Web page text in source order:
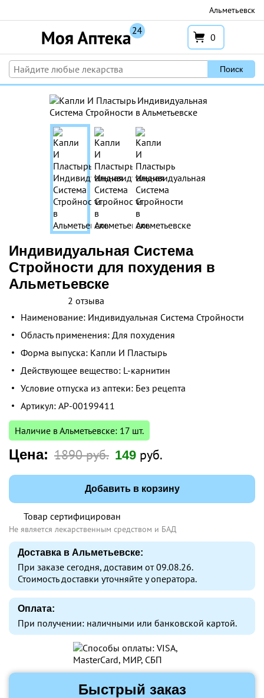
к
содержимому
Альметьевск
0
Поиск
Индивидуальная Система
Стройности для похудения в
Альметьевске
2 отзыва
Наименование: Индивидуальная Система Стройности
Область применения: Для похудения
Форма выпуска: Капли И Пластырь
Действующее вещество: L-карнитин
Условие отпуска из аптеки: Без рецепта
Артикул: AP-00199411
Наличие в Альметьевске: 17 шт.
Цена: 1890 руб. 149 руб.
Товар сертифицирован
Не является лекарственным средством и БАД
Доставка в Альметьевске:
При заказе сегодня, доставим от 09.08.26.
Стоимость доставки уточняйте у оператора.
Оплата:
При получении: наличными или банковской картой.
Добавить в корзину
Быстрый заказ